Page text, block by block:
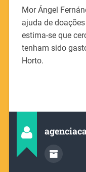
Mor Ángel
ajuda de
estima-se que
tenham sido
Horto.